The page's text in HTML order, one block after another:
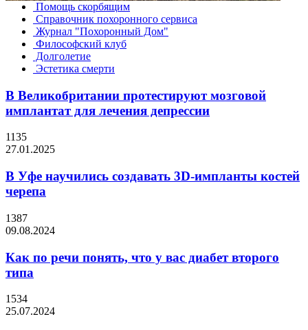
Помощь скорбящим
Справочник похоронного сервиса
Журнал "Похоронный Дом"
Философский клуб
Долголетие
Эстетика смерти
В Великобритании протестируют мозговой
имплантат для лечения депрессии
1135
27.01.2025
В Уфе научились создавать 3D-импланты костей
черепа
1387
09.08.2024
Как по речи понять, что у вас диабет второго
типа
1534
25.07.2024